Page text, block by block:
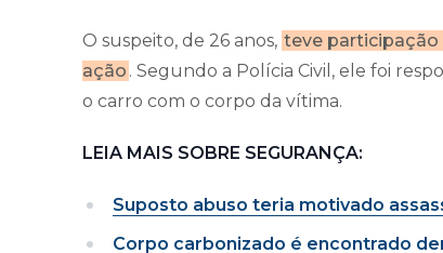
O suspeito, de 26 anos, teve participação
ação . Segundo a Polícia Civil, ele foi
o carro com o corpo da vítima.
LEIA MAIS SOBRE SEGURANÇA:
Suposto abuso teria motivado
Corpo carbonizado é encontrado